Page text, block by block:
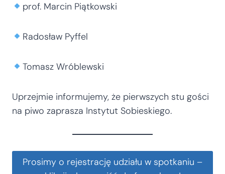
prof. Marcin Piątkowski
Radosław Pyffel
Tomasz Wróblewski
Uprzejmie informujemy, że pierwszych stu gości
na piwo zaprasza Instytut Sobieskiego.
Prosimy o rejestrację udziału w spotkaniu –